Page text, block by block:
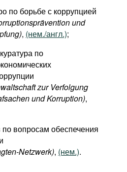
по борьбе с коррупцией
und
, (нем./англ.);
по
zur Verfolgung
und Korruption),
по вопросам обеспечения
Netzwerk), (нем.).